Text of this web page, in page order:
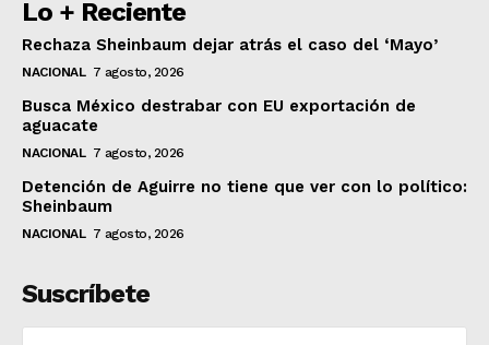
Lo + Reciente
Rechaza Sheinbaum dejar atrás el caso del ‘Mayo’
NACIONAL 7 agosto, 2026
Busca México destrabar con EU exportación de
aguacate
NACIONAL 7 agosto, 2026
Detención de Aguirre no tiene que ver con lo político:
Sheinbaum
NACIONAL 7 agosto, 2026
Suscríbete